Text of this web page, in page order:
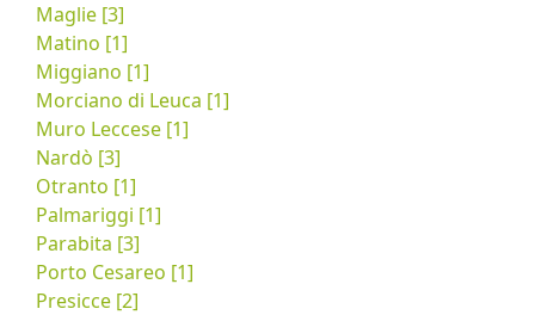
Maglie [3]
Matino [1]
Miggiano [1]
Morciano di Leuca [1]
Muro Leccese [1]
Nardò [3]
Otranto [1]
Palmariggi [1]
Parabita [3]
Porto Cesareo [1]
Presicce [2]